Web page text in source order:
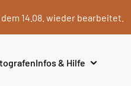
14.08. wieder bearbeitet.
Infos & Hilfe